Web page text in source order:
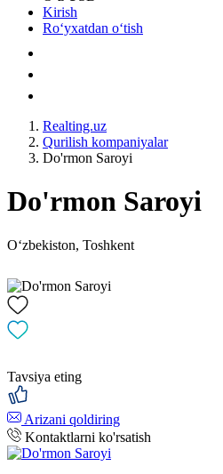
Kirish
Roʻyxatdan oʻtish
Realting.uz
Qurilish kompaniyalar
Do'rmon Saroyi
Do'rmon Saroyi
Oʻzbekiston, Toshkent
Tavsiya eting
Arizani qoldiring
Kontaktlarni ko'rsatish